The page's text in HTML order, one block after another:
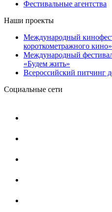
Фестивальные агентства
Наши проекты
Международный
короткометражного кино»
Международный
«Будем жить»
Всероссийский питчинг
Социальные сети